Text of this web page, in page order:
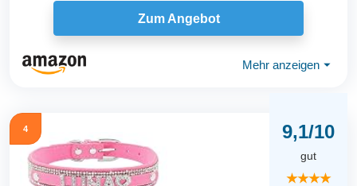
Zum Angebot
Mehr anzeigen ⏷
4 9,1/10
gut
★★★★